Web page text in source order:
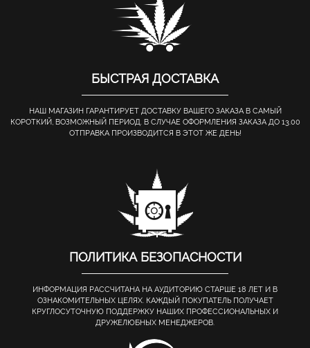
БЫСТРАЯ ДОСТАВКА
НАШ МАГАЗИН ГАРАНТИРУЕТ ДОСТАВКУ ВАШЕГО ЗАКАЗА В САМЫЙ
КОРОТКИЙ, ВОЗМОЖНЫЙ ПЕРИОД. В СЛУЧАЕ ОФОРМЛЕНИЯ ЗАКАЗА ДО 13.00
ОТПРАВКА ПРОИЗВОДИТСЯ В ЭТОТ ЖЕ ДЕНЬ!
ПОЛИТИКА БЕЗОПАСНОСТИ
ИНФОРМАЦИЯ РАССЧИТАНА НА АУДИТОРИЮ СТАРШЕ 18 ЛЕТ И В
ОЗНАКОМИТЕЛЬНЫХ ЦЕЛЯХ. КАЖДЫЙ ПОКУПАТЕЛЬ ПОЛУЧАЕТ
КРУГЛОСУТОЧНУЮ ПОДДЕРЖКУ НАШИХ ПРОФЕССИОНАЛЬНЫХ И
ДРУЖЕЛЮБНЫХ МЕНЕДЖЕРОВ.